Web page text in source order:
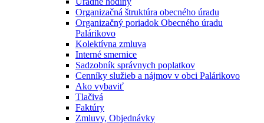
Organizačná štruktúra obecného úradu
Organizačný poriadok Obecného úradu
Palárikovo
Kolektívna zmluva
Interné smernice
Sadzobník správnych poplatkov
Cenníky služieb a nájmov v obci Palárikovo
Ako vybaviť
Tlačivá
Faktúry
Zmluvy, Objednávky